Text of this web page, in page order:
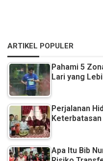
ARTIKEL POPULER
Pahami 5
Lari yang
Perjalanan
Keterbatasan
Apa Itu Bib